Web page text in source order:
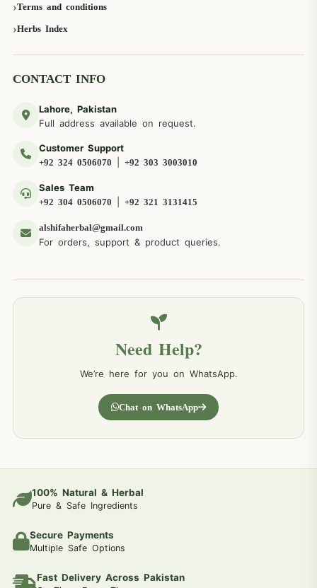
Terms and conditions
Herbs Index
CONTACT INFO
Lahore, Pakistan
Full address available on request.
Customer Support
+92 324 0506070 +92 303 3003010
Sales Team
+92 304 0506070 +92 321 3131415
alshifaherbal@gmail.com
For orders, support & product queries.
Need Help?
We’re here for you on WhatsApp.
Chat on WhatsApp
100% Natural & Herbal
Pure & Safe Ingredients
Secure Payments
Multiple Safe Options
Fast Delivery Across Pakistan